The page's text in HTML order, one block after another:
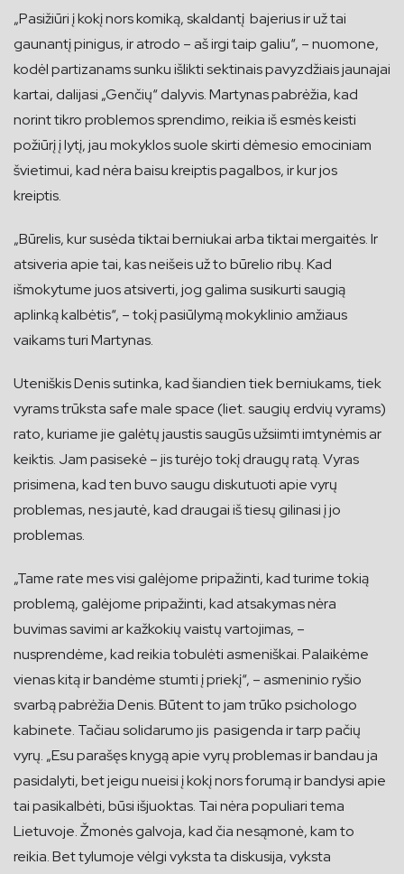
„Pasižiūri į kokį nors komiką, skaldantį bajerius ir už tai
gaunantį pinigus, ir atrodo – aš irgi taip galiu“, – nuomone,
kodėl partizanams sunku išlikti sektinais pavyzdžiais jaunajai
kartai, dalijasi „Genčių“ dalyvis. Martynas pabrėžia, kad
norint tikro problemos sprendimo, reikia iš esmės keisti
požiūrį į lytį, jau mokyklos suole skirti dėmesio emociniam
švietimui, kad nėra baisu kreiptis pagalbos, ir kur jos
kreiptis.
„Būrelis, kur susėda tiktai berniukai arba tiktai mergaitės. Ir
atsiveria apie tai, kas neišeis už to būrelio ribų. Kad
išmokytume juos atsiverti, jog galima susikurti saugią
aplinką kalbėtis“, – tokį pasiūlymą mokyklinio amžiaus
vaikams turi Martynas.
Uteniškis Denis sutinka, kad šiandien tiek berniukams, tiek
vyrams trūksta safe male space (liet. saugių erdvių vyrams)
rato, kuriame jie galėtų jaustis saugūs užsiimti imtynėmis ar
keiktis. Jam pasisekė – jis turėjo tokį draugų ratą. Vyras
prisimena, kad ten buvo saugu diskutuoti apie vyrų
problemas, nes jautė, kad draugai iš tiesų gilinasi į jo
problemas.
„Tame rate mes visi galėjome pripažinti, kad turime tokią
problemą, galėjome pripažinti, kad atsakymas nėra
buvimas savimi ar kažkokių vaistų vartojimas, –
nusprendėme, kad reikia tobulėti asmeniškai. Palaikėme
vienas kitą ir bandėme stumti į priekį“, – asmeninio ryšio
svarbą pabrėžia Denis. Būtent to jam trūko psichologo
kabinete. Tačiau solidarumo jis pasigenda ir tarp pačių
vyrų. „Esu parašęs knygą apie vyrų problemas ir bandau ja
pasidalyti, bet jeigu nueisi į kokį nors forumą ir bandysi apie
tai pasikalbėti, būsi išjuoktas. Tai nėra populiari tema
Lietuvoje. Žmonės galvoja, kad čia nesąmonė, kam to
reikia. Bet tylumoje vėlgi vyksta ta diskusija, vyksta